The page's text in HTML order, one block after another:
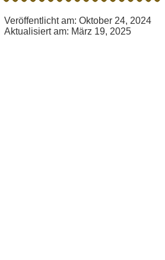
Veröffentlicht am: Oktober 24, 2024
Aktualisiert am: März 19, 2025